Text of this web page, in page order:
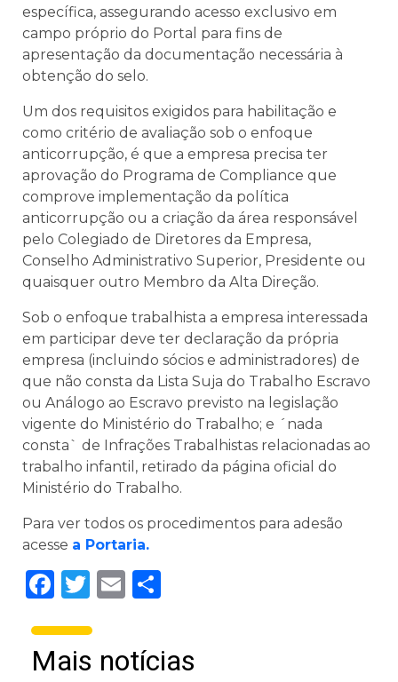
específica, assegurando acesso exclusivo em
campo próprio do Portal para fins de
apresentação da documentação necessária à
obtenção do selo.
Um dos requisitos exigidos para habilitação e
como critério de avaliação sob o enfoque
anticorrupção, é que a empresa precisa ter
aprovação do Programa de Compliance que
comprove implementação da política
anticorrupção ou a criação da área responsável
pelo Colegiado de Diretores da Empresa,
Conselho Administrativo Superior, Presidente ou
quaisquer outro Membro da Alta Direção.
Sob o enfoque trabalhista a empresa interessada
em participar deve ter declaração da própria
empresa (incluindo sócios e administradores) de
que não consta da Lista Suja do Trabalho Escravo
ou Análogo ao Escravo previsto na legislação
vigente do Ministério do Trabalho; e ´nada
consta` de Infrações Trabalhistas relacionadas ao
trabalho infantil, retirado da página oficial do
Ministério do Trabalho.
Para ver todos os procedimentos para adesão
acesse a Portaria.
Facebook
Twitter
Email
Mais notícias